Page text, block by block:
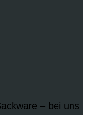
– bei uns